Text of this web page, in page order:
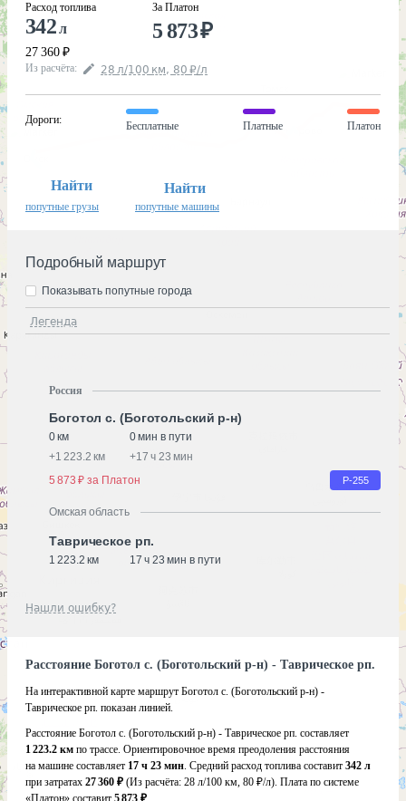
Расход топлива
342л
27 360 ₽
За Платон
5 873₽
Из расчёта: 28 л/100 км, 80 ₽/л
Дороги:
Бесплатные Платные Платон
Найти
попутные грузы
Найти
попутные машины
Подробный маршрут
Легенда
Показывать попутные города
Россия
Боготол с. (Боготольский р-н)
0 км
0 мин в пути
+1 223.2 км +17 ч 23 мин
5 873 ₽ за Платон
Р-255
Омская область
Таврическое рп.
1 223.2 км 17 ч 23 мин в пути
Нашли ошибку?
Расстояние Боготол с. (Боготольский р-н) - Таврическое рп.
На интерактивной карте маршрут Боготол с. (Боготольский р-н) -
Таврическое рп. показан линией.
Расстояние Боготол с. (Боготольский р-н) - Таврическое рп. составляет
1 223.2 км по трассе. Ориентировочное время преодоления расстояния
на машине составляет 17 ч 23 мин. Средний расход топлива составит 342 л
при затратах 27 360 ₽ (Из расчёта: 28 л/100 км, 80 ₽/л). Плата по системе
«Платон» составит 5 873 ₽